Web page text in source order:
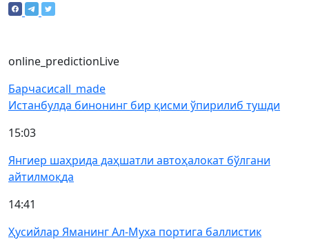
online_predictionLive
Барчасиcall_made
Истанбулда бинонинг бир қисми ўпирилиб тушди
15:03
Янгиер шаҳрида даҳшатли автоҳалокат бўлгани
айтилмоқда
14:41
Ҳусийлар Яманинг Ал-Муха портига баллистик